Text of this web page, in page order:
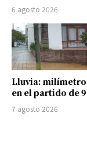
6 agosto 2026
Lluvia:
en el partido de
7 agosto 2026